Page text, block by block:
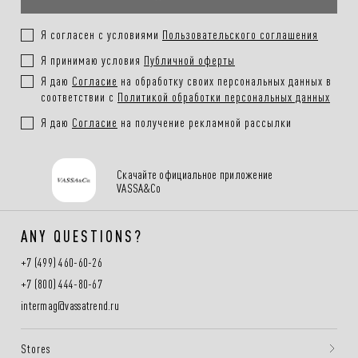
Я согласен с условиями Пользовательского соглашения
Я принимаю условия Публичной оферты
Я даю Согласие на обработку своих персональных данных в
соответствии с Политикой обработки персональных данных
Я даю Согласие на получение рекламной рассылки
Скачайте официальное приложение
VASSA&Co
ANY QUESTIONS?
+7 (499) 460-60-26
+7 (800) 444-80-67
intermag@vassatrend.ru
Stores